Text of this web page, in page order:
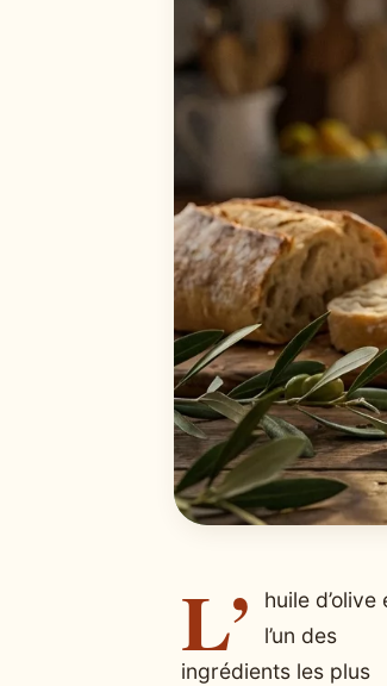
L’
huile d’olive
l’un des
ingrédients les plus